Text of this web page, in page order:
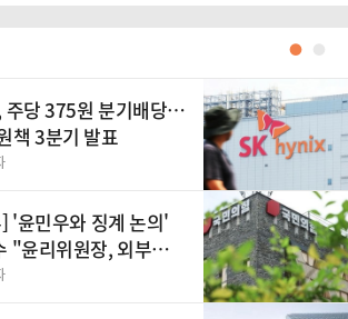
●
주당 375원 분기배당…
책 3분기 발표
'윤민우와 징계 논의'
"윤리위원장, 외부와
위"